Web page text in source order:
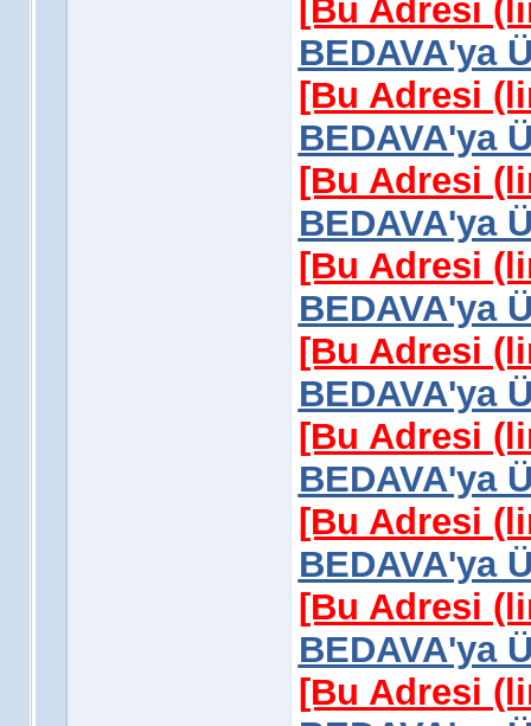
[Bu Adresi
BEDAVA'ya
[Bu Adresi
BEDAVA'ya
[Bu Adresi
BEDAVA'ya
[Bu Adresi
BEDAVA'ya
[Bu Adresi
BEDAVA'ya
[Bu Adresi
BEDAVA'ya
[Bu Adresi
BEDAVA'ya
[Bu Adresi
BEDAVA'ya
[Bu Adresi